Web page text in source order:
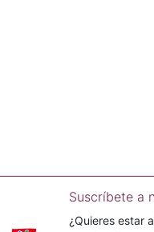
Suscríbete a
¿Quieres estar